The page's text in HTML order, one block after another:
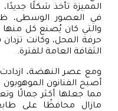
المميزة تأخذ شكلًا
في العصور الوسطى،
والتي كان يُصنع كل منها
حرفة المحل، وكانت
الثقافة العامة للفترة.
ومع عصر النهضة،
أصبح الفنانون
مما جعلها أكثر جمالًا
مازال محافظًا على